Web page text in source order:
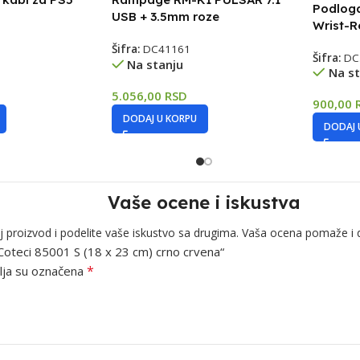
USB + 3.5mm roze
Šifra: DC41161
Na stanju
5.056,00 RSD
DODAJ U KORPU
Wrist-
Šifra:
Na
900,00
DODAJ
Vaše ocene i iskustva
proizvod i podelite vaše iskustvo sa drugima. Vaša ocena pomaže i
85001 S (18 x 23 cm) crno crvena“
su označena *